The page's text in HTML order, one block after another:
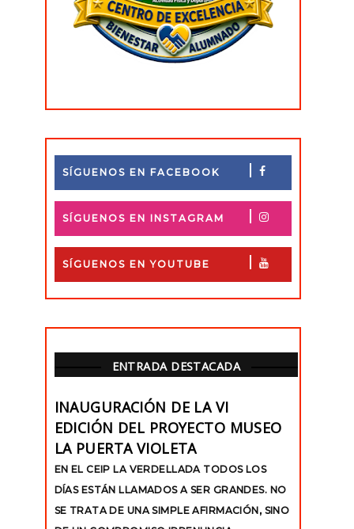
SÍGUENOS EN FACEBOOK
SÍGUENOS EN INSTAGRAM
SÍGUENOS EN YOUTUBE
ENTRADA DESTACADA
INAUGURACIÓN DE LA VI
EDICIÓN DEL PROYECTO MUSEO
LA PUERTA VIOLETA
EN EL CEIP LA VERDELLADA TODOS LOS
DÍAS ESTÁN LLAMADOS A SER GRANDES. NO
SE TRATA DE UNA SIMPLE AFIRMACIÓN, SINO